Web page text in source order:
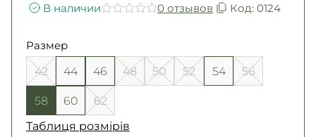
В наличии 0 отзывов Код: 0124
Размер
42 44 46 48 50 52 54
56
58
60
62
Таблиця розмірів